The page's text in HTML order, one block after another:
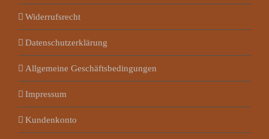
Widerrufsrecht
Datenschutzerklärung
Allgemeine Geschäftsbedingungen
Impressum
Kundenkonto